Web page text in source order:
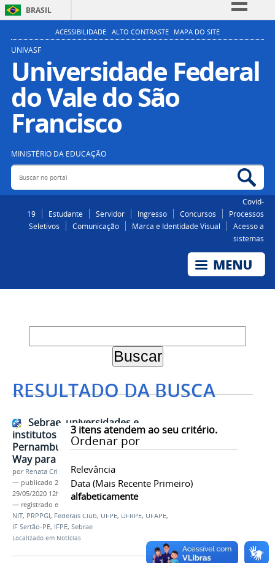
BRASIL
Simplifique!
Participe
Acesso à informação
Legislação
ACESSIBILIDADE ALTO CONTRASTE MAPA DO SITE
UNIVASF
Universidade Federal
do Vale do São
Francisco
MINISTÉRIO DA EDUCAÇÃO
Buscar no portal
Covid-
19
Estudante Servidor Ingresso Concursos
Processos
Seletivos
Comunicação Marca e Identidade Visual
Acesso a
sistemas
RESULTADO DA BUSCA
3itens atendem ao seu critério.
Ordenar por
Relevância
Data (mais Recente Primeiro)
alfabeticamente
Sebrae, universidades e
institutos federais de
Pernambuco promovem Startup
Way para desafios após Covid-19
por Renata Cristina de Sá Barreto Freitas
— publicado 29/05/2020 —última modificação
29/05/2020 12h21
— registrado em:
NIT, PRPPGI, Federais Club, UFPE, UFRPE, UFAPE,
IF Sertão-PE, IFPE, Sebrae
Localizado em Notícias